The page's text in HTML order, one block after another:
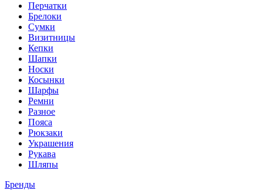
Перчатки
Брелоки
Сумки
Визитницы
Кепки
Шапки
Носки
Косынки
Шарфы
Ремни
Разное
Пояса
Рюкзаки
Украшения
Рукава
Шляпы
Бренды